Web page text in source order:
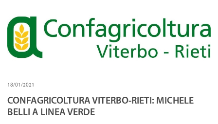
SERVIZI
GALLERY
LINK DI INTERESSE
18/01/2021
CONFAGRICOLTURA VITERBO-RIETI: MICHELE
BELLI A LINEA VERDE